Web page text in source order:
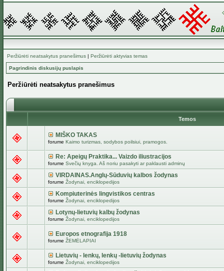
Peržiūrėti neatsakytus pranešimus | Peržiūrėti aktyvias temas
Pagrindinis diskusijų puslapis
Peržiūrėti neatsakytus pranešimus
Temos
MIŠKO TAKAS
forume Kaimo turizmas, sodybos poilsiui, pramogos.
Re: Apeigų Praktika... Vaizdo iliustracijos
forume Svečių knyga. Aš noriu pasakyti ar paklausti adminų
VIRDAINAS.Anglų-Sūduvių kalbos žodynas
forume Žodynai, enciklopedijos
Kompiuterinės lingvistikos centras
forume Žodynai, enciklopedijos
Lotynų-lietuvių kalbų žodynas
forume Žodynai, enciklopedijos
Europos etnografija 1918
forume ŽEMĖLAPIAI
Lietuvių - lenkų, lenkų -lietuvių žodynas
forume Žodynai, enciklopedijos